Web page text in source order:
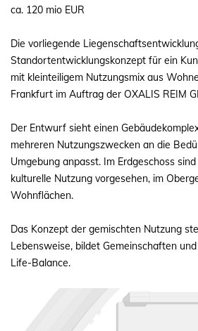
ca. 120 mio EUR
Die vorliegende
Standortentwicklungskonzept für ein
mit kleinteiligem Nutzungsmix aus
Frankfurt im Auftrag der OXALIS REIM
Der Entwurf sieht einen
mehreren Nutzungszwecken an die
Umgebung anpasst. Im Erdgeschoss
kulturelle Nutzung vorgesehen, im
Wohnflächen.
Das Konzept der gemischten Nutzung
Lebensweise, bildet Gemeinschaften
Life-Balance.